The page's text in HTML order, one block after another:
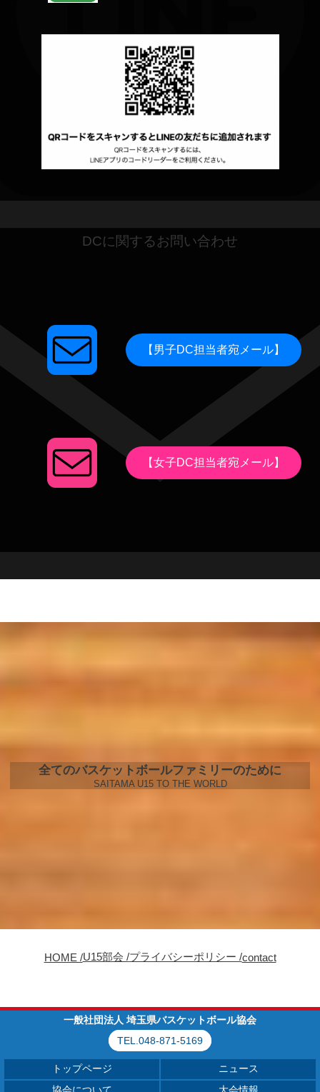
DCに関するお問い合わせ
【男子DC担当者宛メール】
【女子DC担当者宛メール】
全てのバスケットボールファミリーのために
SAITAMA U15 TO THE WORLD
HOME /U15部会 /プライバシーポリシー /contact
一般社団法人 埼玉県バスケットボール協会
TEL.048-871-5169
トップページ
ニュース